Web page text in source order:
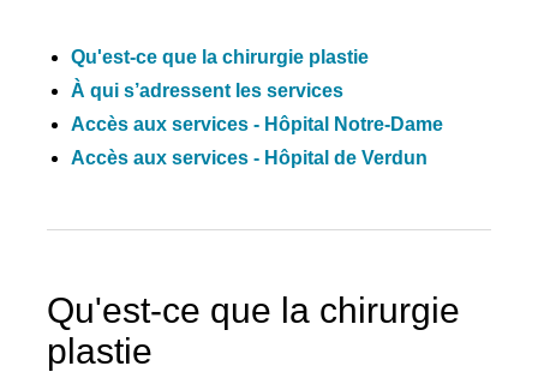
Qu'est-ce que la chirurgie plastie
À qui s’adressent les services
Accès aux services - Hôpital Notre-Dame
Accès aux services - Hôpital de Verdun
Qu'est-ce que la chirurgie
plastie